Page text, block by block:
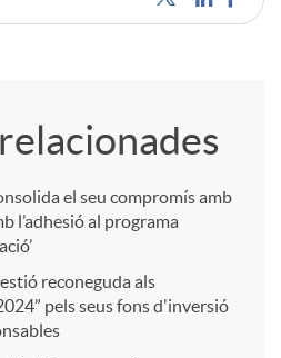
el seu compromís amb
l’adhesió al programa
reconeguda als
pels seus fons d'inversió